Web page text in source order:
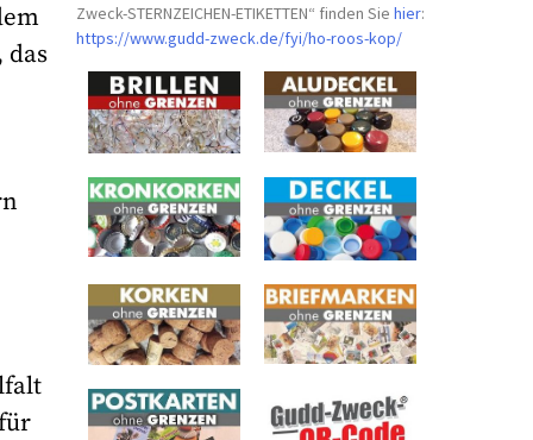
das
Zweck-STERNZEICHEN-ETIKETTEN“ finden Siehier:
https://www.gudd-zweck.de/fyi/ho-roos-kop/